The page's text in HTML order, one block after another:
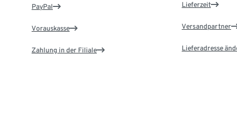
PayPal
Vorauskasse
Zahlung in der Filiale
Lieferzeit
Versandpartner
Lieferadresse